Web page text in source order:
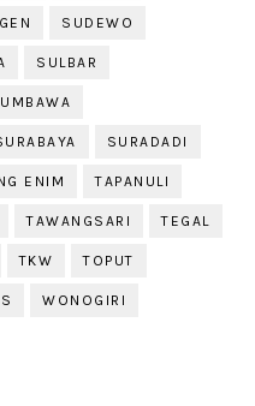
SUDEWO
SULBAR
SURADADI
ENIM TAPANULI
TAWANGSARI TEGAL
TKW TOPUT
WONOGIRI